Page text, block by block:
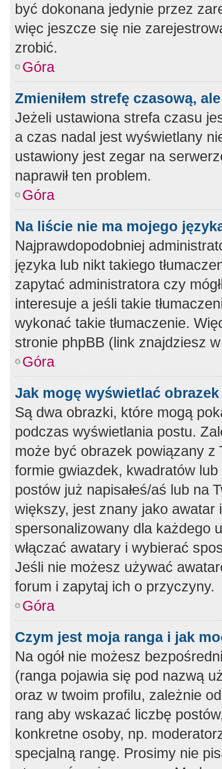
być dokonana jedynie przez
więc jeszcze się nie
zrobić.
Góra
Zmieniłem strefę czasową,
Jeżeli ustawiona strefa czasu
a czas nadal jest wyświetlany
ustawiony jest zegar na
naprawił ten problem.
Góra
Na liście nie ma mojego
Najprawdopodobniej
języka lub nikt takiego
zapytać administratora czy
interesuje a jeśli takie
wykonać takie tłumaczenie.
stronie phpBB (link znajdziesz
Góra
Jak mogę wyświetlać
Są dwa obrazki, które mogą
podczas wyświetlania postu.
może być obrazek powiązany z
formie gwiazdek, kwadratów
postów już napisałeś/aś lub na
większy, jest znany jako
spersonalizowany dla każdego
włączać awatary i wybierać
Jeśli nie możesz używać
forum i zapytaj ich o przyczyny.
Góra
Czym jest moja ranga i jak
Na ogół nie możesz
(ranga pojawia się pod nazwą
oraz w twoim profilu, zależnie
rang aby wskazać liczbę
konkretne osoby, np.
specjalną rangę. Prosimy nie